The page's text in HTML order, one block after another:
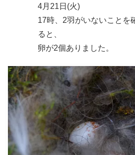
4月21日(火)
17時、2羽がいないことを
ると、
卵が2個ありました。